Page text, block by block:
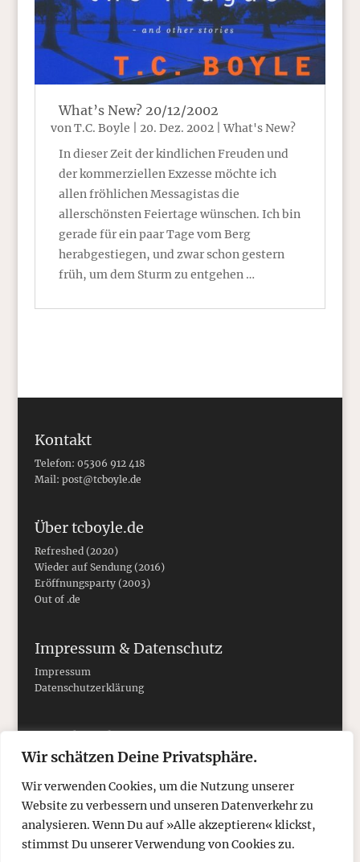
Wir schätzen Deine Privatsphäre.
Wir verwenden Cookies, um die Nutzung unserer
Website zu verbessern und unseren Datenverkehr zu
analysieren. Wenn Du auf »Alle akzeptieren« klickst,
stimmst Du unserer Verwendung von Cookies zu.
What’s New? 20/12/2002
vonT.C. Boyle 20. Dez. 2002|What's New?
In dieser Zeit der kindlichen Freuden und
der kommerziellen Exzesse möchte ich
allen fröhlichen Messagistas die
allerschönsten Feiertage wünschen. Ich bin
gerade für ein paar Tage vom Berg
herabgestiegen, und zwar schon gestern
früh, um dem Sturm zu entgehen …
Kontakt
Telefon: 05306 912 418
Mail: post@tcboyle.de
Über tcboyle.de
Refreshed (2020)
Wieder auf Sendung (2016)
Eröffnungsparty (2003)
Out of .de
Impressum & Datenschutz
Impressum
Datenschutzerklärung
Social Media